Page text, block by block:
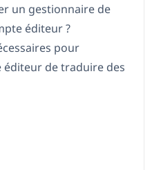
un gestionnaire de
éditeur ?
pour
de traduire des